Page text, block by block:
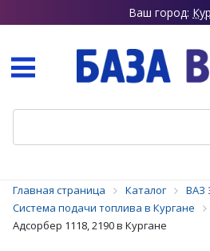
Ваш город:
Главная страница Каталог
ВАЗ
Система подачи топлива в Кургане
Адсорбер 1118, 2190 в Кургане